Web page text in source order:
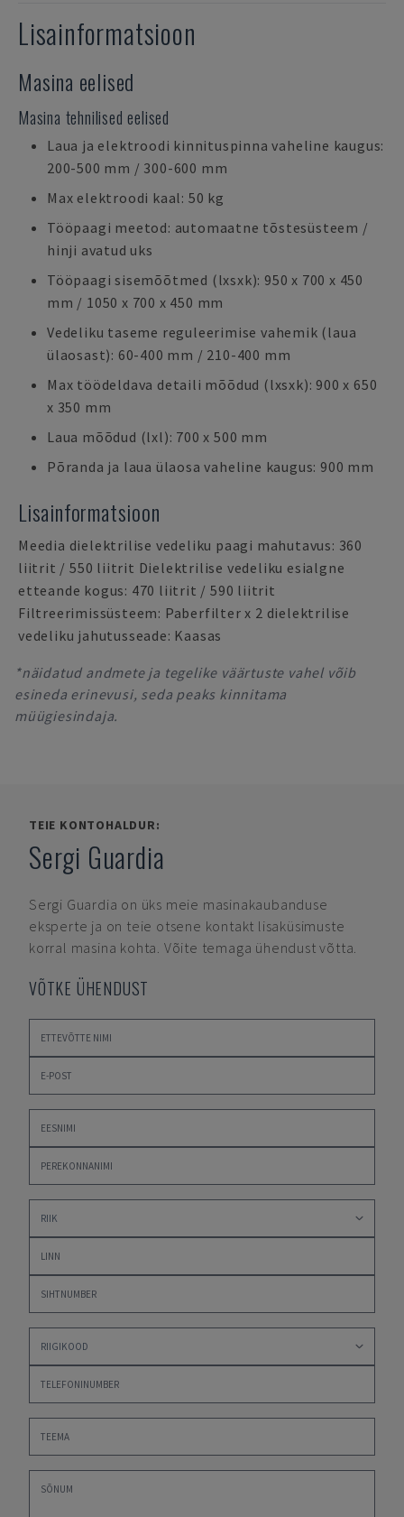
Lisainformatsioon
Masina eelised
Masina tehnilised eelised
Laua ja elektroodi kinnituspinna vaheline kaugus:
200-500 mm / 300-600 mm
Max elektroodi kaal: 50 kg
Tööpaagi meetod: automaatne tõstesüsteem /
hinji avatud uks
Tööpaagi sisemõõtmed (lxsxk): 950 x 700 x 450
mm / 1050 x 700 x 450 mm
Vedeliku taseme reguleerimise vahemik (laua
ülaosast): 60-400 mm / 210-400 mm
Max töödeldava detaili mõõdud (lxsxk): 900 x 650
x 350 mm
Laua mõõdud (lxl): 700 x 500 mm
Põranda ja laua ülaosa vaheline kaugus: 900 mm
Lisainformatsioon
Meedia dielektrilise vedeliku paagi mahutavus: 360
liitrit / 550 liitrit Dielektrilise vedeliku esialgne
etteande kogus: 470 liitrit / 590 liitrit
Filtreerimissüsteem: Paberfilter x 2 dielektrilise
vedeliku jahutusseade: Kaasas
*näidatud andmete ja tegelike väärtuste vahel võib
esineda erinevusi, seda peaks kinnitama
müügiesindaja.
TEIE KONTOHALDUR:
Sergi Guardia
Sergi Guardia on üks meie masinakaubanduse
eksperte ja on teie otsene kontakt lisaküsimuste
korral masina kohta. Võite temaga ühendust võtta.
VÕTKE ÜHENDUST